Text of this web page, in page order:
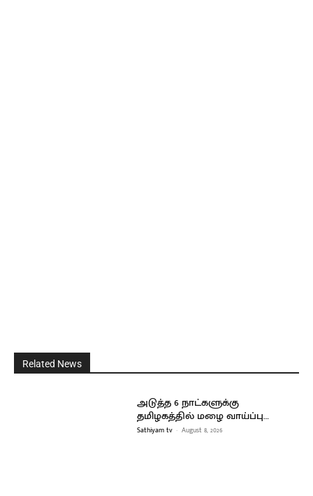
Related News
அடுத்த 6 நாட்களுக்கு
தமிழகத்தில் மழை வாய்ப்பு…
Sathiyam tv - August 8, 2026